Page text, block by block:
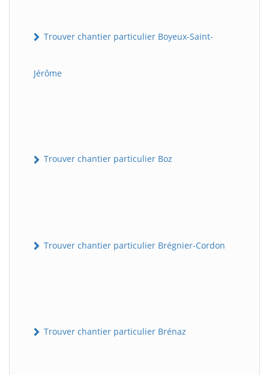
Trouver chantier particulier Boyeux-Saint-
Jérôme
Trouver chantier particulier Boz
Trouver chantier particulier Brégnier-Cordon
Trouver chantier particulier Brénaz